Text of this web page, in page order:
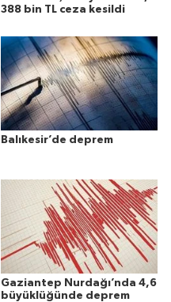
388 bin TL ceza kesildi
Balıkesir’de deprem
Gaziantep Nurdağı’nda 4,6
büyüklüğünde deprem